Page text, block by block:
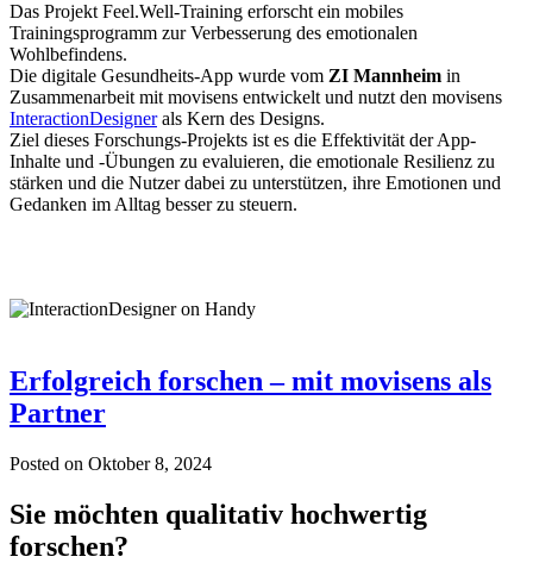
Das Projekt Feel.Well-Training erforscht ein mobiles
Trainingsprogramm zur Verbesserung des emotionalen
Wohlbefindens.
Die digitale Gesundheits-App wurde vom ZI Mannheim in
Zusammenarbeit mit movisens entwickelt und nutzt den movisens
InteractionDesignerals Kern des Designs.
Ziel dieses Forschungs-Projekts ist es die Effektivität der App-
Inhalte und -Übungen zu evaluieren, die emotionale Resilienz zu
stärken und die Nutzer dabei zu unterstützen, ihre Emotionen und
Gedanken im Alltag besser zu steuern.
Erfolgreich forschen – mit movisens als
Partner
Posted on Oktober 8, 2024
Sie möchten qualitativ hochwertig
forschen?